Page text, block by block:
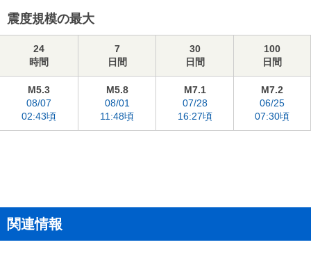
震度規模の最大
24
時間
7
日間
30
日間
100
日間
M5.3
08/07
02:43頃
M5.8
08/01
11:48頃
M7.1
07/28
16:27頃
M7.2
06/25
07:30頃
関連情報